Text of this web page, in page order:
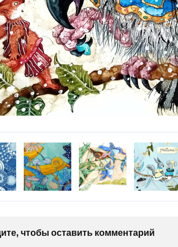
чтобы оставить комментарий